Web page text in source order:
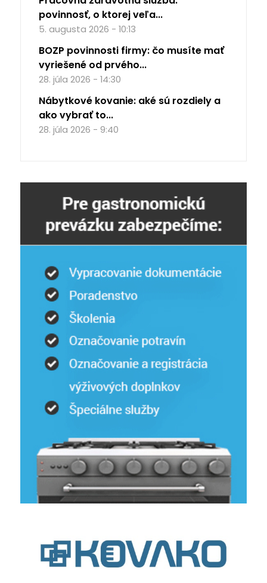
povinnosť, o ktorej veľa...
5. augusta 2026 - 10:13
BOZP povinnosti firmy: čo musíte mať
vyriešené od prvého...
28. júla 2026 - 14:30
Nábytkové kovanie: aké sú rozdiely a
ako vybrať to...
28. júla 2026 - 9:40